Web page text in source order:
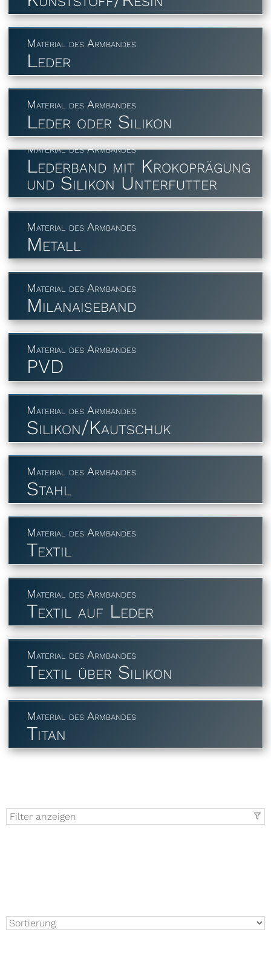
Material des Armbandes
Leder
Material des Armbandes
Leder oder Silikon
Material des Armbandes
Lederband mit Krokoprägung
und Silikon Unterfutter
Material des Armbandes
Metall
Material des Armbandes
Milanaiseband
Material des Armbandes
PVD
Material des Armbandes
Silikon/Kautschuk
Material des Armbandes
Stahl
Material des Armbandes
Textil
Material des Armbandes
Textil auf Leder
Material des Armbandes
Textil über Silikon
Material des Armbandes
Titan
t
Filter anzeigen